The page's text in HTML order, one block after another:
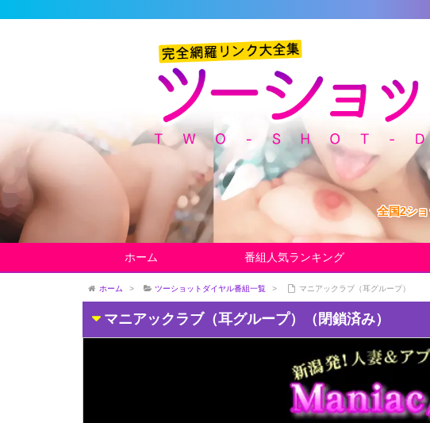
全国2シ
ホーム 番組人気ランキング
ホーム > ツーショットダイヤル番組一覧 > マニアックラブ（耳グループ）
マニアックラブ（耳グループ）（閉鎖済み）